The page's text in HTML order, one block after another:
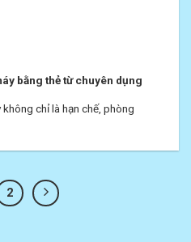
bằng thẻ từ chuyên dụng
chỉ là hạn chế, phòng
2